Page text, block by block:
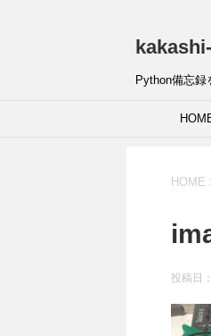
Python備忘
HOME
投稿日：